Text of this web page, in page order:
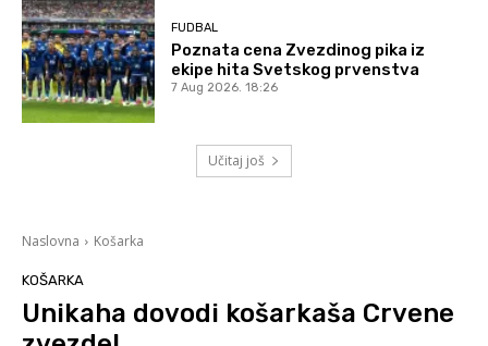
FUDBAL
Poznata cena Zvezdinog pika iz
ekipe hita Svetskog prvenstva
7 Aug 2026. 18:26
Učitaj još